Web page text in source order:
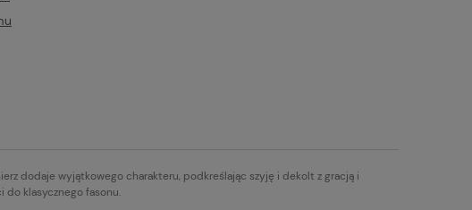
dodaje wyjątkowego charakteru, podkreślając szyję i dekolt z gracją i
do klasycznego fasonu.